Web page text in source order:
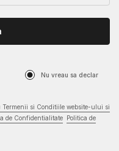
Nu vreau sa declar
Termenii si Conditiile website-ului si
de Confidentialitate
Politica de